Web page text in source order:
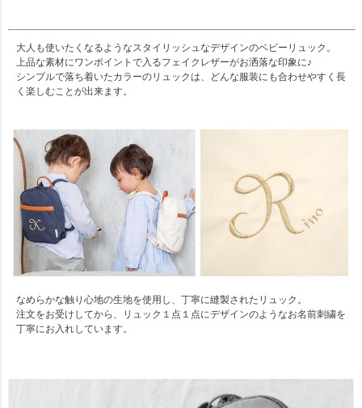
大人も使いたくなるようなスタイリッシュなデザインのベビーリュック。
上品な素材にワンポイントで入るフェイクレザーがお洒落な印象に♪
シンプルで落ち着いたカラーのリュックは、どんな服装にも合わせやすく長
く楽しむことが出来ます。
なめらかな触り心地の生地を使用し、丁寧に縫製されたリュック。
注文をお受けしてから、リュック１点１点にデザインのようなお名前刺繍を
丁寧にお入れしています。